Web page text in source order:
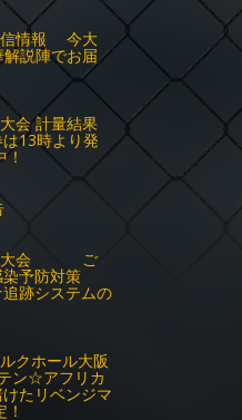
信情報 今大
説陣でお届
会 計量結果
13時より発
会大会 ご
予防対策
跡システムの
クホール大阪
ン☆アフリカ
たリベンジマ